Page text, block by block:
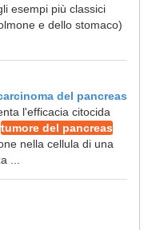
esempi più classici
e dello stomaco)
del pancreas
l'efficacia citocida
tumore del pancreas
nella cellula di una
...